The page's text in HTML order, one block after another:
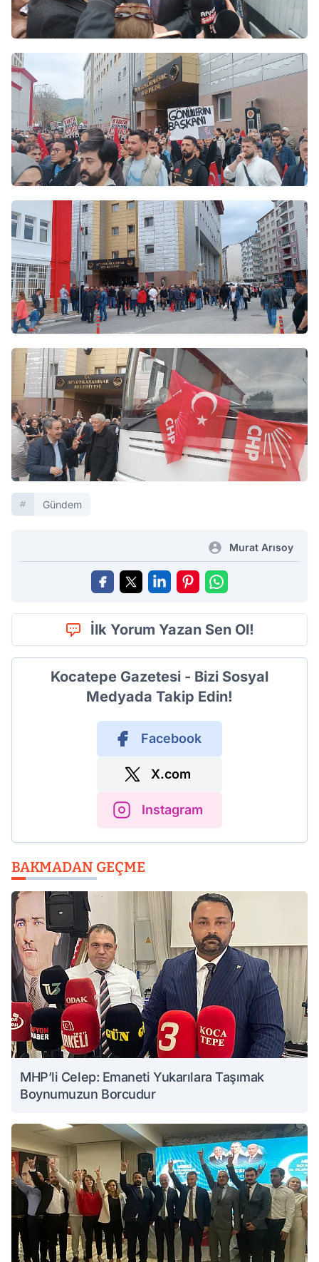
Gündem
Murat Arısoy
İlk Yorum Yazan Sen Ol!
Kocatepe Gazetesi - Bizi Sosyal
Medyada Takip Edin!
Facebook
X.com
Instagram
BAKMADAN GEÇME
MHP’li Celep: Emaneti Yukarılara Taşımak
Boynumuzun Borcudur